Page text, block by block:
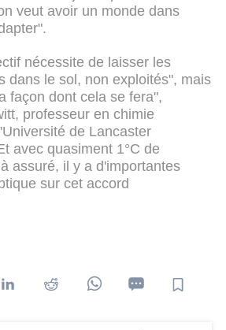
veut avoir un monde dans
nécessite de laisser les
dans le sol, non exploités", mais
façon dont cela se fera",
professeur en chimie
de Lancaster
avec quasiment 1°C de
assuré, il y a d'importantes
sur cet accord